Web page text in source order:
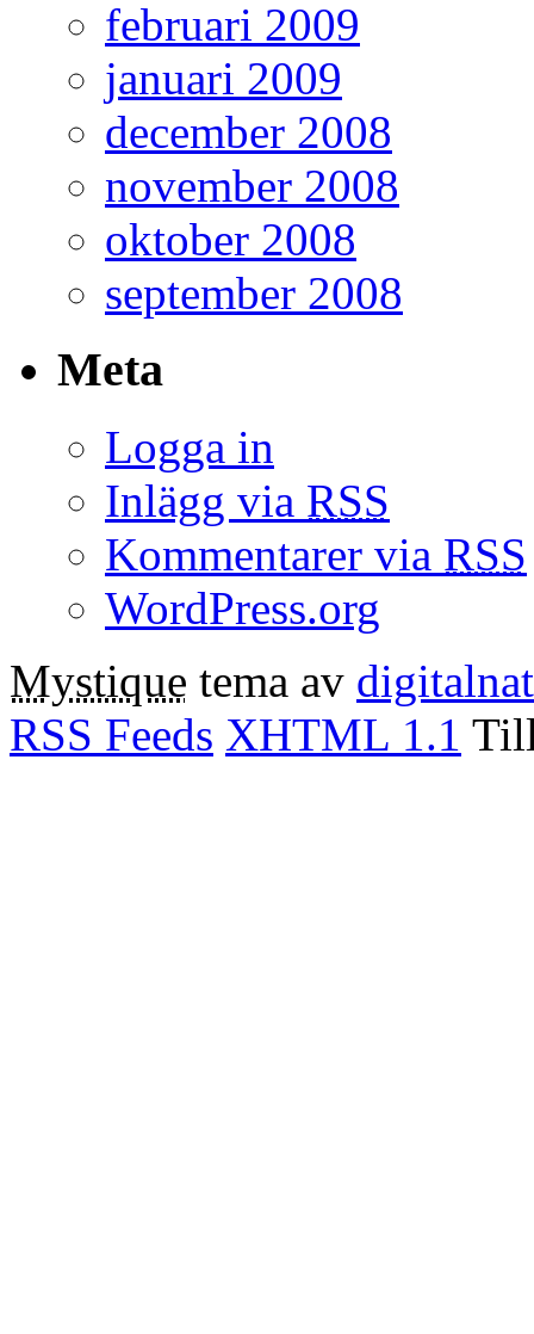
februari 2009
januari 2009
december 2008
november 2008
oktober 2008
september 2008
Meta
Logga in
Inlägg via RSS
Kommentarer via RSS
WordPress.org
Mystique tema av
RSS Feeds XHTML 1.1